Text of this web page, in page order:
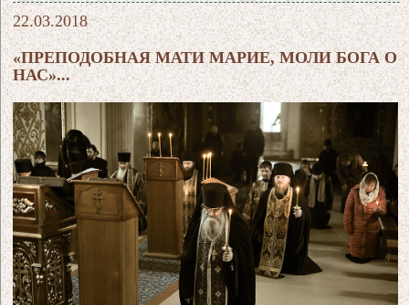
22.03.2018
«ПРЕПОДОБНАЯ МАТИ МАРИЕ, МОЛИ БОГА О
НАС»...